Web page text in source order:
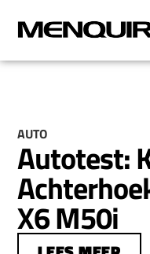
AUTO
Autotest:
X6 M50i